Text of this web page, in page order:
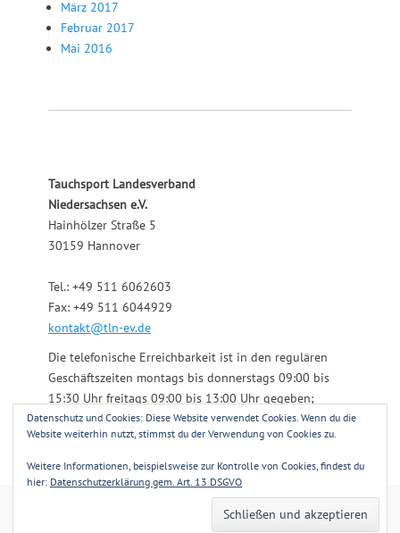
März 2017
Februar 2017
Mai 2016
Tauchsport Landesverband
Niedersachsen e.V.
Hainhölzer Straße 5
30159 Hannover
Tel.: +49 511 6062603
Fax: +49 511 6044929
kontakt@tln-ev.de
Die telefonische Erreichbarkeit ist in den regulären
Geschäftszeiten montags bis donnerstags 09:00 bis
15:30 Uhr freitags 09:00 bis 13:00 Uhr gegeben;
darüber hinaus über einen angeschlossenen
Anrufbeantworter.
Datenschutzerklärung gem. Art. 13 DSGVO| Clean
Datenschutz und Cookies: Diese Website verwendet Cookies. Wenn du die
Website weiterhin nutzt, stimmst du der Verwendung von Cookies zu.
Weitere Informationen, beispielsweise zur Kontrolle von Cookies, findest du
hier: Datenschutzerklärung gem. Art. 13 DSGVO